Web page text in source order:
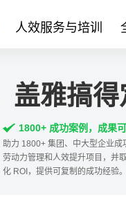
人效服务与培训
盖雅搞得
1800+ 成功案例，成果
助力 1800+ 集团、中大型企业成
劳动力管理和人效提升项目，并
化 ROI，提供可复制的成功经验。